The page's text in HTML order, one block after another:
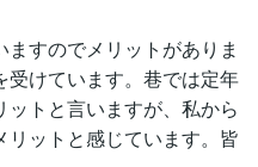
すのでメリットがありま
けています。巷では定年
トと言いますが、私から
リットと感じています。皆